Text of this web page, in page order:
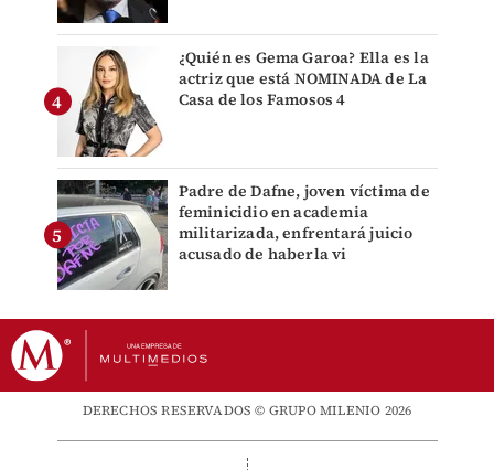
¿Quién es Gema Garoa? Ella es la
actriz que está NOMINADA de La
Casa de los Famosos 4
Padre de Dafne, joven víctima de
feminicidio en academia
militarizada, enfrentará juicio
acusado de haberla vi
DERECHOS RESERVADOS © GRUPO MILENIO 2026